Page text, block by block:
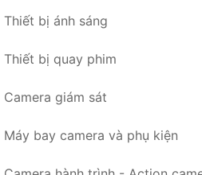
Thiết bị ánh sáng
Thiết bị quay phim
Camera giám sát
Máy bay camera và phụ kiện